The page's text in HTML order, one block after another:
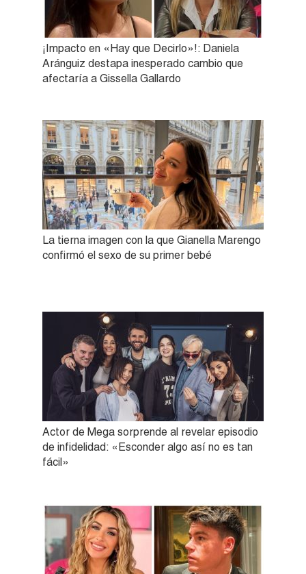
¡Impacto en «Hay que Decirlo»!: Daniela
Aránguiz destapa inesperado cambio que
afectaría a Gissella Gallardo
La tierna imagen con la que Gianella Marengo
confirmó el sexo de su primer bebé
Actor de Mega sorprende al revelar episodio
de infidelidad: «Esconder algo así no es tan
fácil»